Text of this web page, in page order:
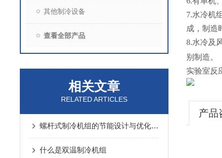
其他制冷设备
查看全部产品
相关文章
RELATED ARTICLES
螺杆式制冷机组的节能设计与优化策略
什么是双温制冷机组
7.水冷机
成，制造
8.水冷及
别制造。
实验室反
产品